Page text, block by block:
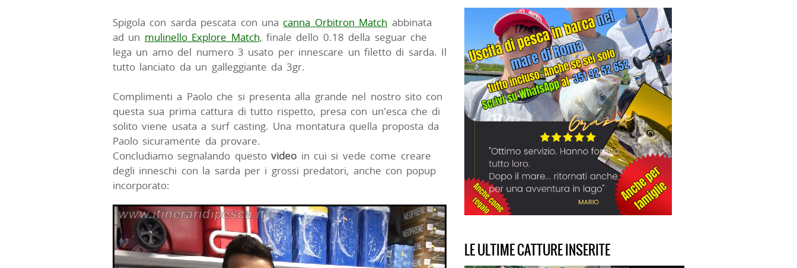
Spigola con sarda pescata con una canna Orbitron Match abbinata
ad un mulinello Explore Match, finale dello 0.18 della seguar che
lega un amo del numero 3 usato per innescare un filetto di sarda. Il
tutto lanciato da un galleggiante da 3gr.
Complimenti a Paolo che si presenta alla grande nel nostro sito con
questa sua prima cattura di tutto rispetto, presa con un'esca che di
solito viene usata a surf casting. Una montatura quella proposta da
Paolo sicuramente da provare.
Concludiamo segnalando questovideo in cui si vede come creare
degli inneschi con la sarda per i grossi predatori, anche con popup
incorporato:
LE ULTIME CATTURE INSERITE